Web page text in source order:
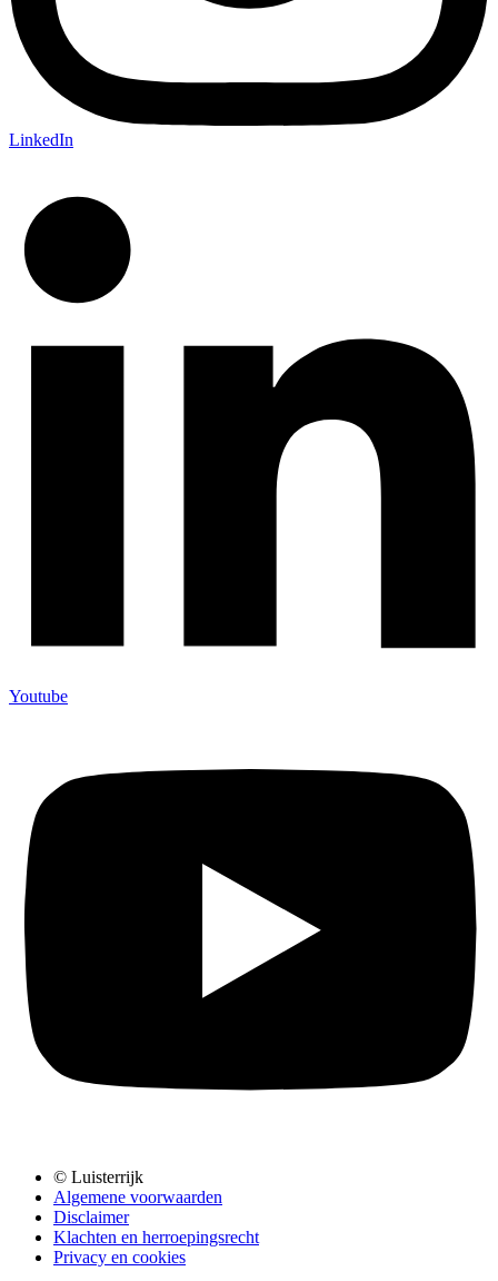
LinkedIn
Youtube
© Luisterrijk
Algemene voorwaarden
Disclaimer
Klachten en herroepingsrecht
Privacy en cookies